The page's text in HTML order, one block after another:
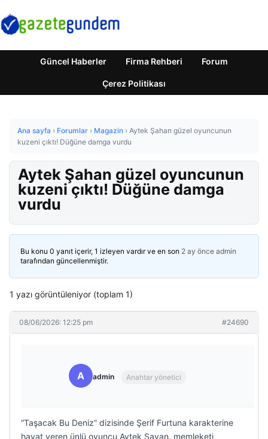
Güncel Haberler Firma Rehberi Forum
Çerez Politikası
Ana sayfa › Forumlar › Magazin › Aytek Şahan güzel oyuncunun
kuzeni çıktı! Düğüne damga vurdu
Aytek Şahan güzel oyuncunun
kuzeni çıktı! Düğüne damga
vurdu
Bu konu 0 yanıt içerir, 1 izleyen vardır ve en son 2 ay önce admin
tarafından güncellenmiştir.
1 yazı görüntüleniyor (toplam 1)
08/06/2026: 12:25 pm #24690
A admin Anahtar yönetici
“Taşacak Bu Deniz” dizisinde Şerif Furtuna karakterine
hayat veren ünlü oyuncu Aytek Şayan, memleketi